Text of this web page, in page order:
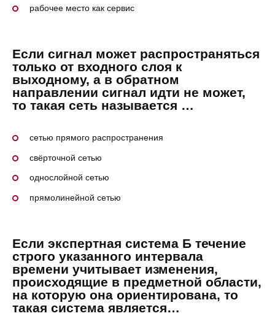
рабочее место как сервис
Если сигнал может распространяться
только от входного слоя к
выходному, а в обратном
направлении сигнал идти не может,
то такая сеть называется …
сетью прямого распространения
свёрточной сетью
однослойной сетью
прямолинейной сетью
Если экспертная система Б течение
строго указанного интервала
времени учитывает изменения,
происходящие в предметной области,
на которую она ориентирована, то
такая система является…